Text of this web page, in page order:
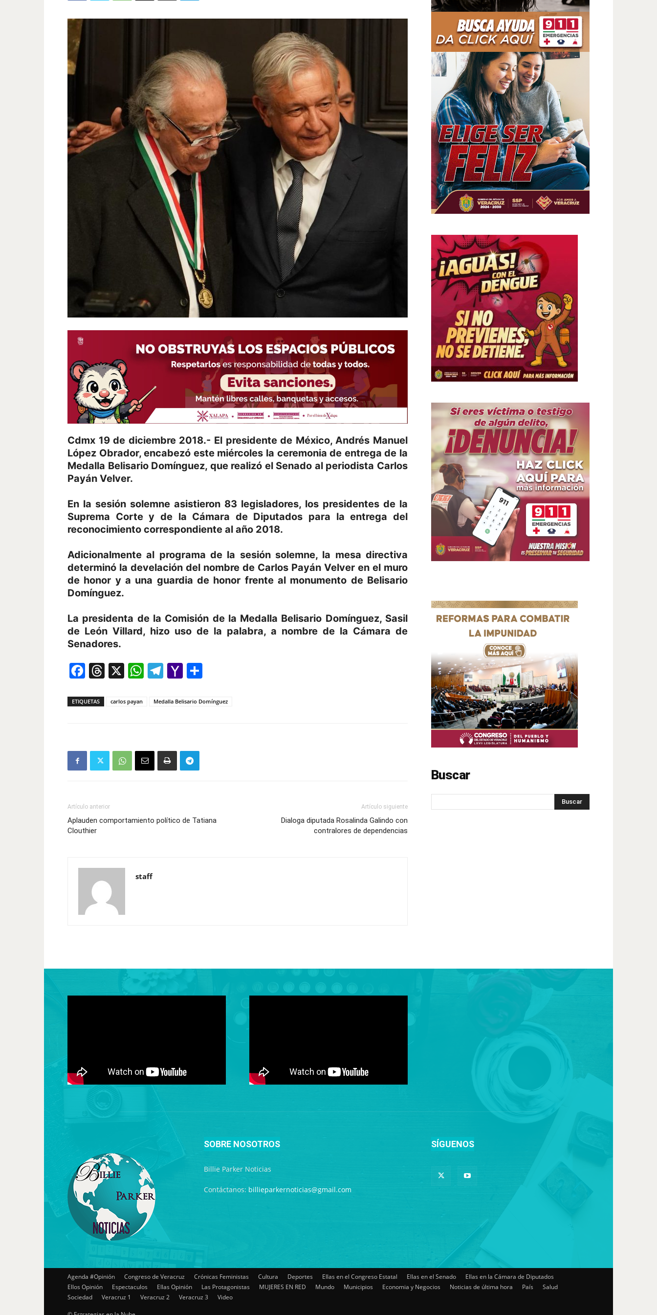
Cdmx 19 de diciembre 2018.- El presidente de México, Andrés Manuel
López Obrador, encabezó este miércoles la ceremonia de entrega de la
Medalla Belisario Domínguez, que realizó el Senado al periodista Carlos
Payán Velver.
En la sesión solemne asistieron 83 legisladores, los presidentes de la
Suprema Corte y de la Cámara de Diputados para la entrega del
reconocimiento correspondiente al año 2018.
Adicionalmente al programa de la sesión solemne, la mesa directiva
determinó la develación del nombre de Carlos Payán Velver en el muro
de honor y a una guardia de honor frente al monumento de Belisario
Domínguez.
La presidenta de la Comisión de la Medalla Belisario Domínguez, Sasil
de León Villard, hizo uso de la palabra, a nombre de la Cámara de
Senadores.
Facebook
Threads
X WhatsApp
Telegram
Yahoo
ETIQUETAS carlos payan Medalla Belisario Domínguez
Artículo anterior
Aplauden comportamiento político de Tatiana
Clouthier
Artículo siguiente
Dialoga diputada Rosalinda Galindo con
contralores de dependencias
staff
Buscar
SOBRE NOSOTROS
Billie Parker Noticias
Contáctanos: billieparkernoticias@gmail.com
SÍGUENOS
Agenda #Opinión Congreso de Veracruz Crónicas Feministas Cultura Deportes Ellas en el Congreso Estatal Ellas en el Senado
Ellas en la Cámara de Diputados
Ellos Opinión
Espectaculos Ellas Opinión Las Protagonistas MUJERES EN RED Mundo Municipios Economia y Negocios Noticias de última hora País
Salud
Sociedad
Veracruz 1 Veracruz 2 Veracruz 3 Video